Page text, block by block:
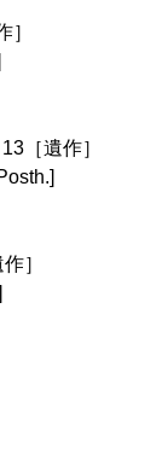
］
［遺作］
］